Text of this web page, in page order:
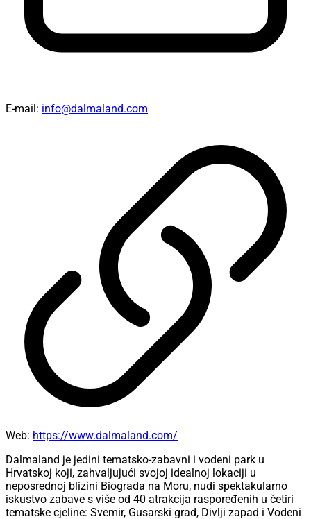
E-mail: info@dalmaland.com
Web: https://www.dalmaland.com/
Dalmaland je jedini tematsko-zabavni i vodeni park u
Hrvatskoj koji, zahvaljujući svojoj idealnoj lokaciji u
neposrednoj blizini Biograda na Moru, nudi spektakularno
iskustvo zabave s više od 40 atrakcija raspoređenih u četiri
tematske cjeline: Svemir, Gusarski grad, Divlji zapad i Vodeni